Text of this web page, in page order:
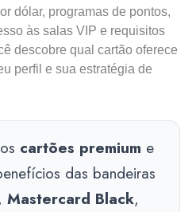
dólar, programas de pontos,
às salas VIP e requisitos
descobre qual cartão oferece
perfil e sua estratégia de
cartões premium e
das bandeiras
, Mastercard Black,